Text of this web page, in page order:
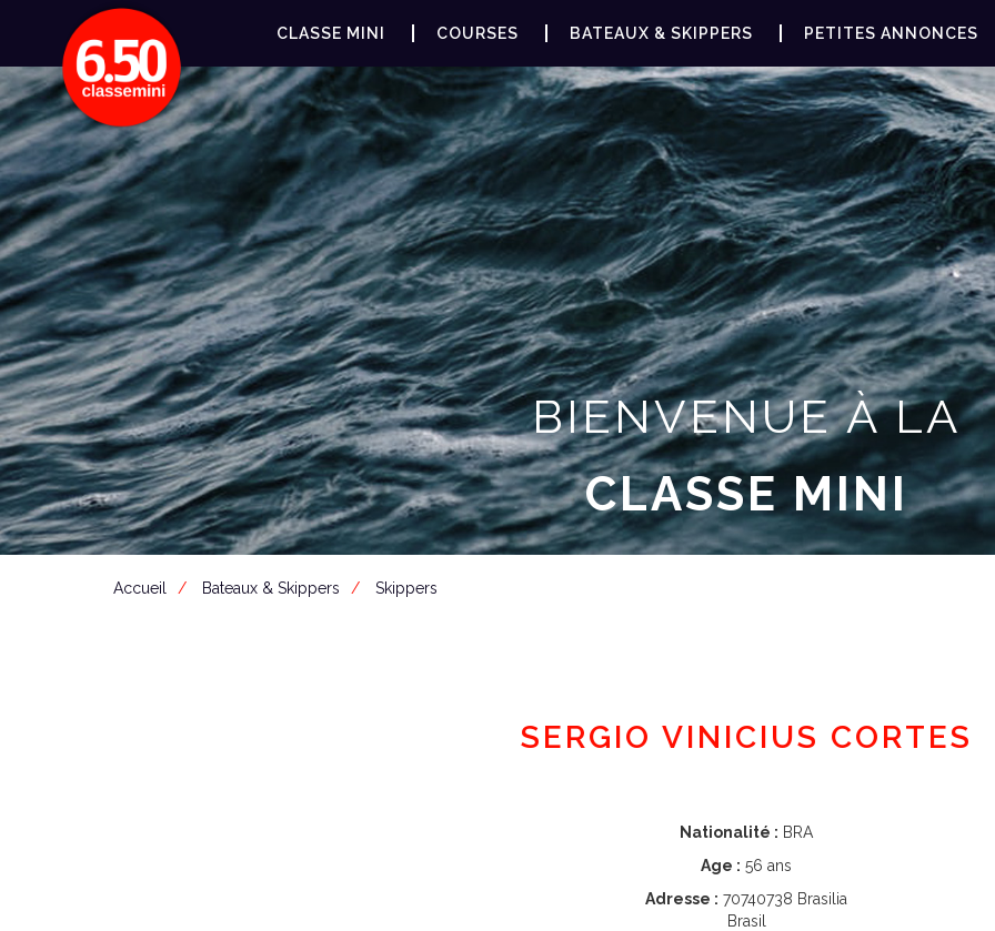
CLASSE MINI COURSES BATEAUX & SKIPPERS PETITES ANNONCES
BIENVENUE À LA
CLASSE MINI
Accueil Bateaux & Skippers Skippers
SERGIO VINICIUS CORTES
Nationalité : BRA
Age : 56 ans
Adresse : 70740738 Brasilia
Brasil